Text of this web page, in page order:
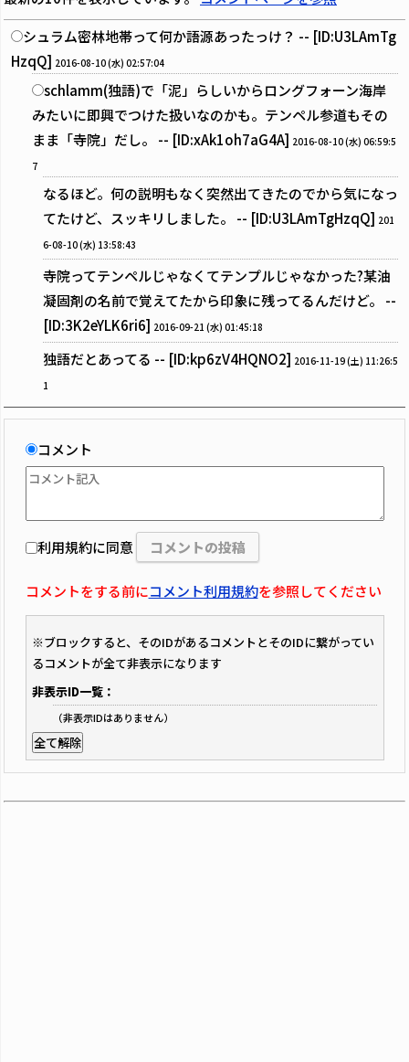
シュラム密林地帯って何か語源あったっけ？ -- [ID:U3LAmTg
HzqQ] 2016-08-10 (水) 02:57:04
schlamm(独語)で「泥」らしいからロングフォーン海岸
みたいに即興でつけた扱いなのかも。テンペル参道もその
まま「寺院」だし。 -- [ID:xAk1oh7aG4A] 2016-08-10 (水) 06:59:5
7
なるほど。何の説明もなく突然出てきたのでから気になっ
てたけど、スッキリしました。 -- [ID:U3LAmTgHzqQ] 201
6-08-10 (水) 13:58:43
寺院ってテンペルじゃなくてテンプルじゃなかった?某油
凝固剤の名前で覚えてたから印象に残ってるんだけど。 --
[ID:3K2eYLK6ri6] 2016-09-21 (水) 01:45:18
独語だとあってる -- [ID:kp6zV4HQNO2] 2016-11-19 (土) 11:26:5
1
コメント
利用規約に同意
コメントをする前にコメント利用規約を参照してください
※ブロックすると、そのIDがあるコメントとそのIDに繋がってい
るコメントが全て非表示になります
非表示ID一覧：
（非表示IDはありません）
全て解除